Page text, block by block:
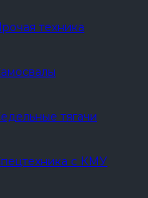
техника
тягачи
с КМУ